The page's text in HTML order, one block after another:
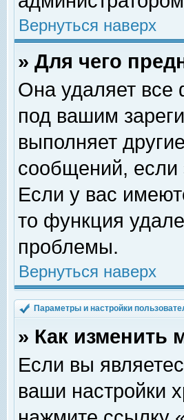
Вернуться наверх
» Для чего
Она удаляет все
под вашим
выполняет
сообщений, если
Если у вас
то функция
проблемы.
Вернуться наверх
Параметры и настройки
» Как изменить
Если вы
ваши настройки